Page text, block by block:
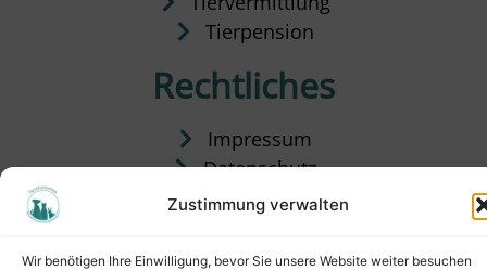
Zustimmung verwalten
Wir benötigen Ihre Einwilligung, bevor Sie unsere Website weiter besuchen
Tierpension
Rechtliches
Impressum
Datenschutz
Satzung